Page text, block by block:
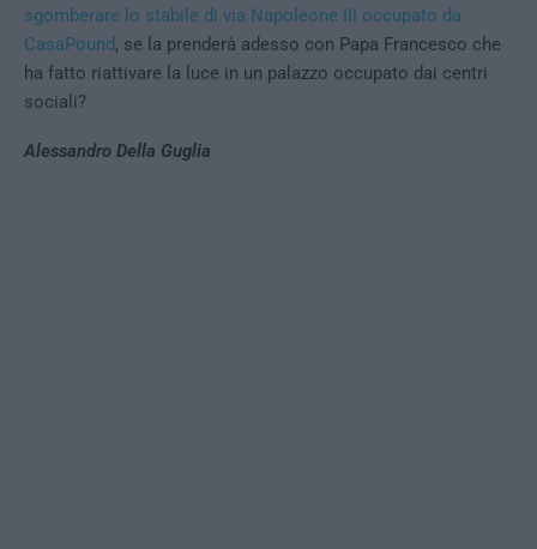
sgomberare lo stabile di via Napoleone III occupato da
CasaPound, se la prenderà adesso con Papa Francesco che
ha fatto riattivare la luce in un palazzo occupato dai centri
sociali?
Alessandro Della Guglia